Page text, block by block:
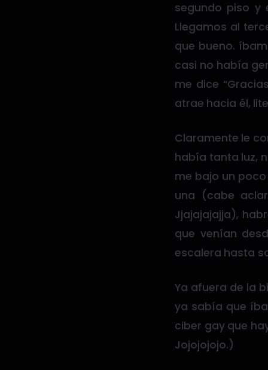
segundo piso y
Llegamos al
que bueno.
casi no había
me dice
atrae hacia él,
Claramente le
había tanta luz,
me bajo un
una (cabe
Jjajajajajja),
que venían
escalera hasta
Ya afuera de la
ya sabía que
ciber gay que
Jojojojojo.)